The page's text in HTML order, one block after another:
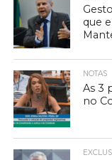
que
NOTAS
As 3
no